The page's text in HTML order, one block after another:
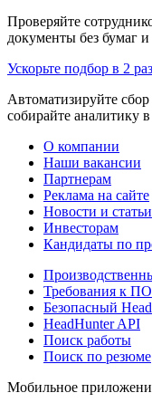
Проверяйте
документы без бумаг
Ускорьте подбор в 2
Автоматизируйте
собирайте аналитику
О компании
Наши вакансии
Партнерам
Реклама на сайте
Новости и статьи
Инвесторам
Кандидаты по
Требования к ПО
Безопасный
HeadHunter API
Поиск работы
Поиск по резюме
Мобильное